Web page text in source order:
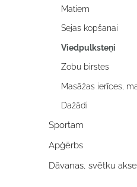
Matiem
Sejas kopšanai
Viedpulksteņi
Zobu birstes
Masāžas ierīces,
Dažādi
Sportam
Apģērbs
Dāvanas, svētku